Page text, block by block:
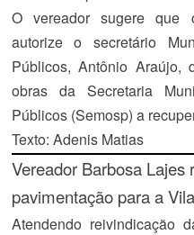
O vereador sugere que
autorize o secretário
Públicos, Antônio Araújo,
obras da Secretaria
Públicos (Semosp) a
Texto: Adenis Matias
Vereador Barbosa Lajes
pavimentação para a
Atendendo reivindicação